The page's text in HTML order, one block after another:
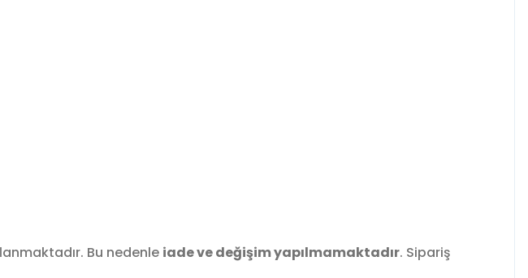
Bu nedenle iade ve değişim yapılmamaktadır. Sipariş